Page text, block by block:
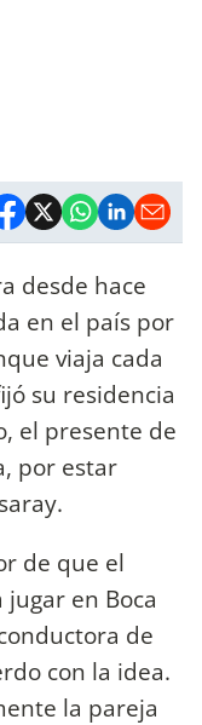
desde hace
en el país por
viaja cada
su residencia
el presente de
por estar
de que el
en Boca
de
con la idea.
la pareja